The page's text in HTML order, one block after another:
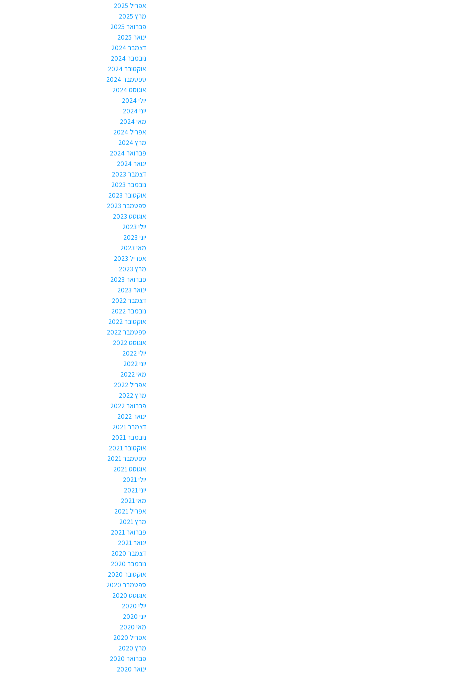
אפריל 2025
מרץ 2025
פברואר 2025
ינואר 2025
דצמבר 2024
נובמבר 2024
אוקטובר 2024
ספטמבר 2024
אוגוסט 2024
יולי 2024
יוני 2024
מאי 2024
אפריל 2024
מרץ 2024
פברואר 2024
ינואר 2024
דצמבר 2023
נובמבר 2023
אוקטובר 2023
ספטמבר 2023
אוגוסט 2023
יולי 2023
יוני 2023
מאי 2023
אפריל 2023
מרץ 2023
פברואר 2023
ינואר 2023
דצמבר 2022
נובמבר 2022
אוקטובר 2022
ספטמבר 2022
אוגוסט 2022
יולי 2022
יוני 2022
מאי 2022
אפריל 2022
מרץ 2022
פברואר 2022
ינואר 2022
דצמבר 2021
נובמבר 2021
אוקטובר 2021
ספטמבר 2021
אוגוסט 2021
יולי 2021
יוני 2021
מאי 2021
אפריל 2021
מרץ 2021
פברואר 2021
ינואר 2021
דצמבר 2020
נובמבר 2020
אוקטובר 2020
ספטמבר 2020
אוגוסט 2020
יולי 2020
יוני 2020
מאי 2020
אפריל 2020
מרץ 2020
פברואר 2020
ינואר 2020